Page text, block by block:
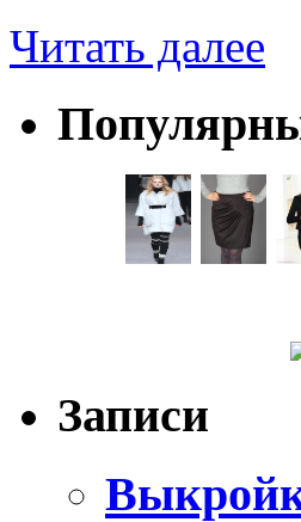
Читать далее
Записи